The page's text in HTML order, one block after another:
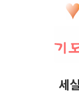
세